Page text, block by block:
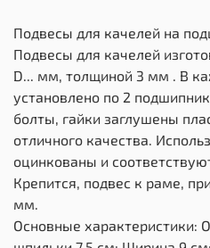
Подвесы для качелей на
Подвесы для качелей
D... мм, толщиной 3 мм . В
установлено по 2
болты, гайки заглушены
отличного качества.
оцинкованы и
Крепится, подвес к раме,
мм.
Основные характеристики: